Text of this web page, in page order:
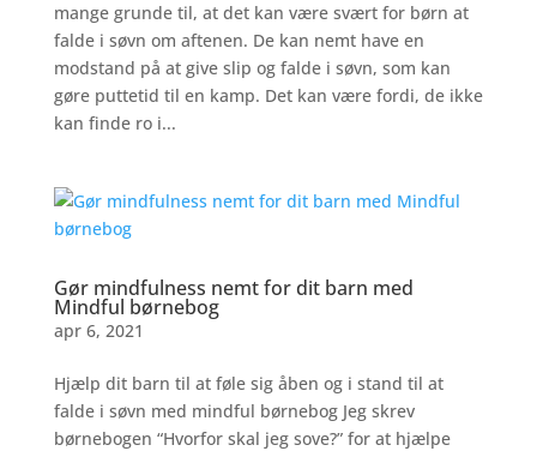
mange grunde til, at det kan være svært for børn at
falde i søvn om aftenen. De kan nemt have en
modstand på at give slip og falde i søvn, som kan
gøre puttetid til en kamp. Det kan være fordi, de ikke
kan finde ro i...
Gør mindfulness nemt for dit barn med
Mindful børnebog
apr 6, 2021
Hjælp dit barn til at føle sig åben og i stand til at
falde i søvn med mindful børnebog Jeg skrev
børnebogen “Hvorfor skal jeg sove?” for at hjælpe